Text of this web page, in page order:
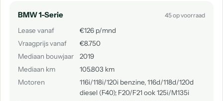
BMW 1-Serie 45 op voorraad
Lease vanaf
€126 p/mnd
Vraagprijs vanaf
€8.750
Mediaan bouwjaar
2019
Mediaan km
105.803 km
Motoren
116i/118i/120i benzine, 116d/118d/120d
diesel (F40); F20/F21 ook 125i/M135i